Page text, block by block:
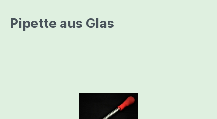
Pipette aus Glas